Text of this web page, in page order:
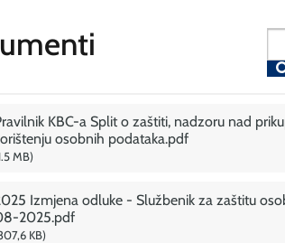
KBC-a Split o zaštiti, nadzoru nad
osobnih podataka.pdf
MB
Izmjena odluke - Službenik za zaštitu
2025.pdf
KB